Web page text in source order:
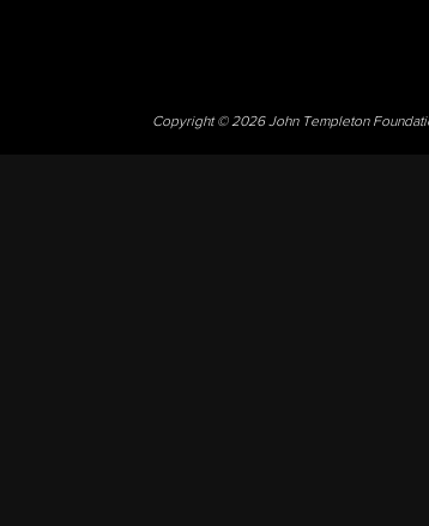
Copyright © 2026 John Templeton